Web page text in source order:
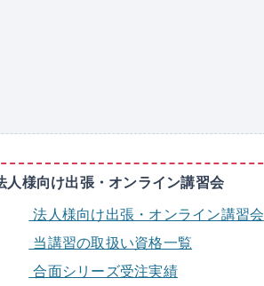
人様向け出張・オンライン講習会
法人様向け出張・オンライン講習会
当講習の取扱い資格一覧
合面シリーズ受注実績